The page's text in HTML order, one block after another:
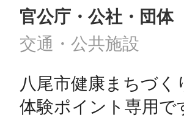
官公庁・公社・団体
交通・公共施設
⼋尾市健康まちづく
体験ポイント専⽤で